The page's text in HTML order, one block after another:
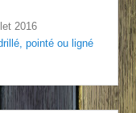
2016
pointé ou ligné